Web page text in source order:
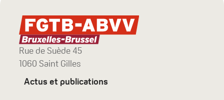
Rue de Suède 45
1060 Saint Gilles
Actus et publications